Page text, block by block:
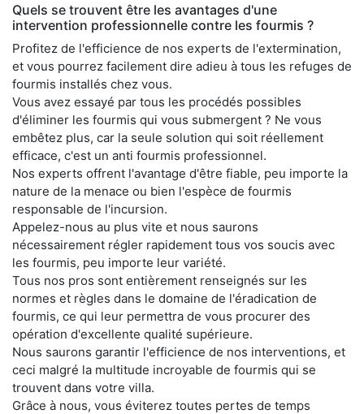
Quels se trouvent être les avantages d'une
intervention professionnelle contre les fourmis ?
Profitez de l'efficience de nos experts de l'extermination,
et vous pourrez facilement dire adieu à tous les refuges de
fourmis installés chez vous.
Vous avez essayé par tous les procédés possibles
d'éliminer les fourmis qui vous submergent ? Ne vous
embêtez plus, car la seule solution qui soit réellement
efficace, c'est un anti fourmis professionnel.
Nos experts offrent l'avantage d'être fiable, peu importe la
nature de la menace ou bien l'espèce de fourmis
responsable de l'incursion.
Appelez-nous au plus vite et nous saurons
nécessairement régler rapidement tous vos soucis avec
les fourmis, peu importe leur variété.
Tous nos pros sont entièrement renseignés sur les
normes et règles dans le domaine de l'éradication de
fourmis, ce qui leur permettra de vous procurer des
opération d'excellente qualité supérieure.
Nous saurons garantir l'efficience de nos interventions, et
ceci malgré la multitude incroyable de fourmis qui se
trouvent dans votre villa.
Grâce à nous, vous éviterez toutes pertes de temps